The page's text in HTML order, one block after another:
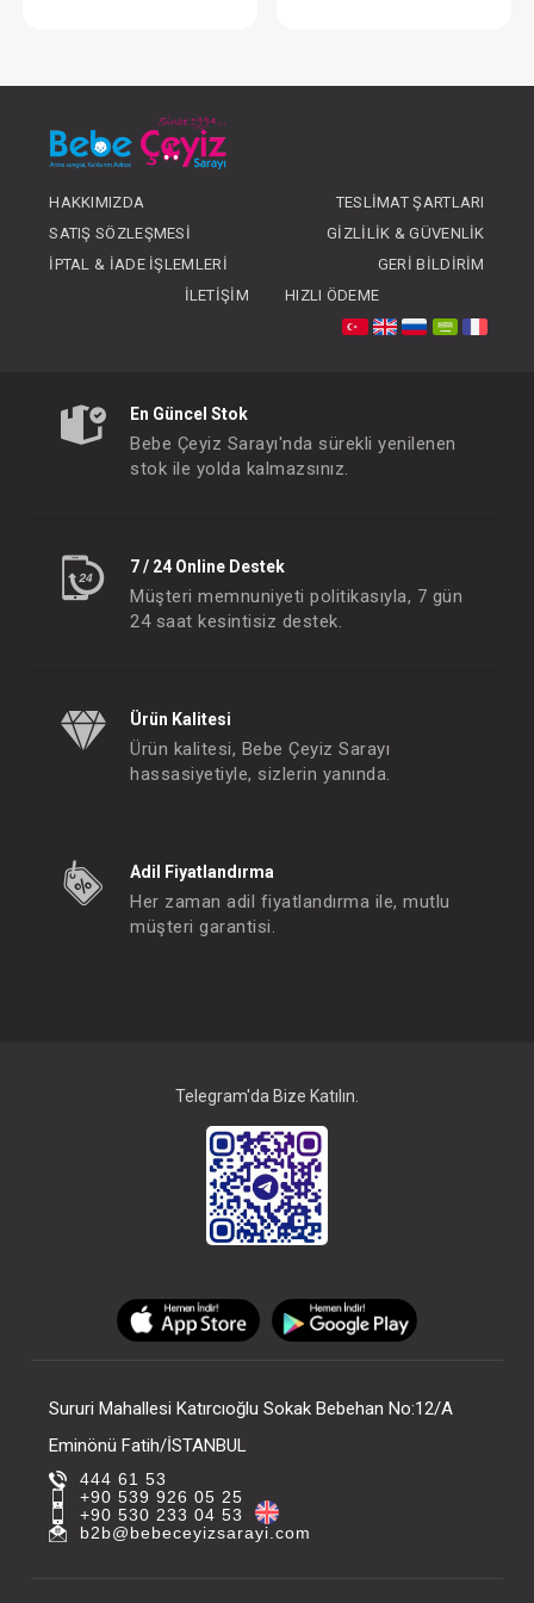
OLUNUZ
HAKKIMIZDA
TESLIMAT ŞARTLARI
SATIŞ SÖZLEŞMESI
GIZLILIK & GÜVENLIK
İPTAL & İADE İŞLEMLERI
GERI BILDIRIM
İLETIŞIM
HIZLI ÖDEME
En Güncel Stok
Bebe Çeyiz Sarayı'nda sürekli yenilenen
stok ile yolda kalmazsınız.
7 / 24 Online Destek
Müşteri memnuniyeti politikasıyla, 7 gün
24 saat kesintisiz destek.
Ürün Kalitesi
Ürün kalitesi, Bebe Çeyiz Sarayı
hassasiyetiyle, sizlerin yanında.
Adil Fiyatlandırma
Her zaman adil fiyatlandırma ile, mutlu
müşteri garantisi.
Telegram'da Bize Katılın.
Sururi Mahallesi Katırcıoğlu Sokak Bebehan No:12/A
Eminönü Fatih/İSTANBUL
444 61 53
+90 539 926 05 25
+90 530 233 04 53
b2b@bebeceyizsarayi.com